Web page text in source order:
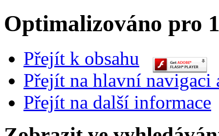
Optimalizováno pro
Přejít k obsahu
Přejít na hlavní navigaci
Přejít na další informace